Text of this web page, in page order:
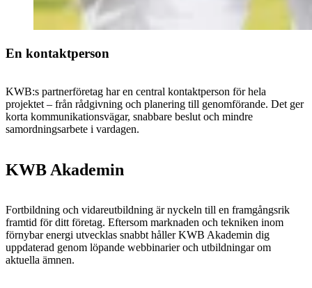
En kontaktperson
KWB:s partnerföretag har en central kontaktperson för hela
projektet – från rådgivning och planering till genomförande. Det ger
korta kommunikationsvägar, snabbare beslut och mindre
samordningsarbete i vardagen.
KWB Akademin
Fortbildning och vidareutbildning är nyckeln till en framgångsrik
framtid för ditt företag. Eftersom marknaden och tekniken inom
förnybar energi utvecklas snabbt håller KWB Akademin dig
uppdaterad genom löpande webbinarier och utbildningar om
aktuella ämnen.